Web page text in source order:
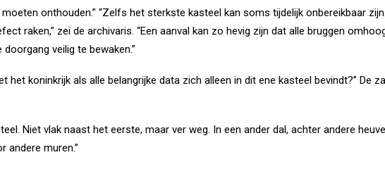
onthouden.” “Zelfs het sterkste kasteel kan soms tijdelijk onbereikbaar
raken,” zei de archivaris. “Een aanval kan zo hevig zijn dat alle bruggen
veilig te bewaken.”
het koninkrijk als alle belangrijke data zich alleen in dit ene kasteel bevindt?” De
Niet vlak naast het eerste, maar ver weg. In een ander dal, achter andere
andere muren.”